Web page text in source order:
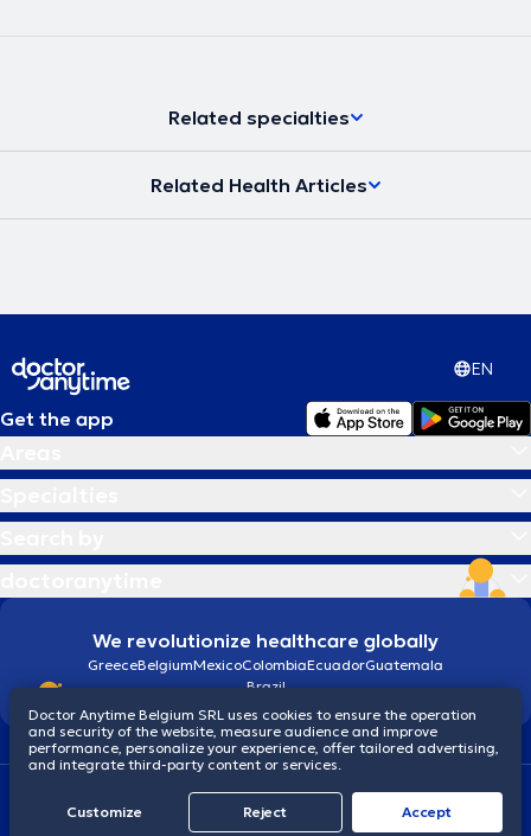
Related specialties
Related Health Articles
EN
Get the app
We revolutionize healthcare globally
GreeceBelgiumMexicoColombiaEcuadorGuatemala
Brazil
Terms and conditionsCookiesPrivacy policy
© 2026 doctoranytime
Doctor Anytime Belgium SRL uses cookies to ensure the operation
and security of the website, measure audience and improve
performance, personalize your experience, offer tailored advertising,
and integrate third-party content or services.
Customize Reject Accept